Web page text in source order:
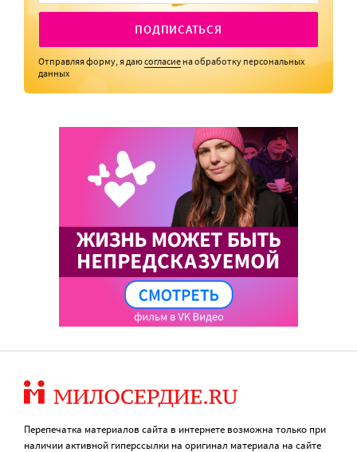
ПОДПИСАТЬСЯ
Отправляя форму, я даюсогласие на обработку персональных
данных
Перепечатка материалов сайта в интернете возможна только при
наличии активной гиперссылки на оригинал материала на сайте